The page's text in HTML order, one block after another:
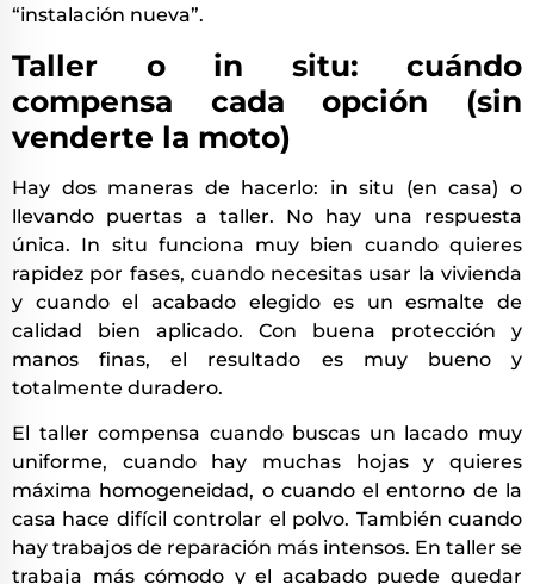
“instalación nueva”.
Taller o in situ: cuándo
compensa cada opción (sin
venderte la moto)
Hay dos maneras de hacerlo: in situ (en casa) o
llevando puertas a taller. No hay una respuesta
única. In situ funciona muy bien cuando quieres
rapidez por fases, cuando necesitas usar la vivienda
y cuando el acabado elegido es un esmalte de
calidad bien aplicado. Con buena protección y
manos finas, el resultado es muy bueno y
totalmente duradero.
El taller compensa cuando buscas un lacado muy
uniforme, cuando hay muchas hojas y quieres
máxima homogeneidad, o cuando el entorno de la
casa hace difícil controlar el polvo. También cuando
hay trabajos de reparación más intensos. En taller se
trabaja más cómodo y el acabado puede quedar